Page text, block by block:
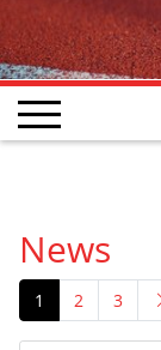
News
1 2 3